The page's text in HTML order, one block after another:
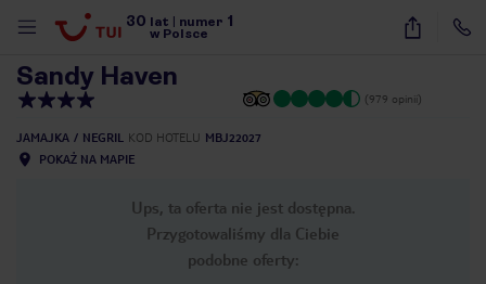
30 lat numer 1
w Polsce
12
Sandy Haven
(979 opinii)
JAMAJKA NEGRIL KOD HOTELU MBJ22027
POKAŻ NA MAPIE
Ups, ta oferta nie jest dostępna.
Przygotowaliśmy dla Ciebie
podobne oferty: